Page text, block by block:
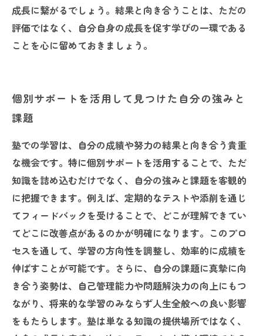
成長に繋がるでしょう。結果と向き合うことは、ただの
評価ではなく、自分自身の成長を促す学びの一環である
ことを心に留めておきましょう。
個別サポートを活用して見つけた自分の強みと
課題
塾での学習は、自分の成績や努力の結果と向き合う貴重
な機会です。特に個別サポートを活用することで、ただ
知識を詰め込むだけでなく、自分の強みと課題を客観的
に把握できます。例えば、定期的なテストや添削を通じ
てフィードバックを受けることで、どこが理解できてい
てどこに改善点があるのかが明確になります。このプロ
セスを通して、学習の方向性を調整し、効率的に成績を
伸ばすことが可能です。さらに、自分の課題に真摯に向
き合う姿勢は、自己管理能力や問題解決力の向上にもつ
ながり、将来的な学習のみならず人生全般への良い影響
をもたらします。塾は単なる知識の提供場所ではなく、